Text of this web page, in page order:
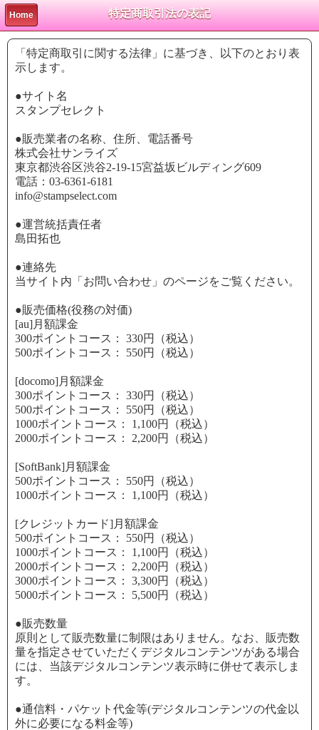
Home 特定商取引法の表記
「特定商取引に関する法律」に基づき、以下のとおり表
示します。
●サイト名
スタンプセレクト
●販売業者の名称、住所、電話番号
株式会社サンライズ
東京都渋谷区渋谷2-19-15宮益坂ビルディング609
電話：03-6361-6181
info@stampselect.com
●運営統括責任者
島田拓也
●連絡先
当サイト内「お問い合わせ」のページをご覧ください。
●販売価格(役務の対価)
[au]月額課金
300ポイントコース：
330円（税込）
500ポイントコース：
550円（税込）
[docomo]月額課金
300ポイントコース：
330円（税込）
500ポイントコース：
550円（税込）
1000ポイントコース：
1,100円（税込）
2000ポイントコース：
2,200円（税込）
[SoftBank]月額課金
500ポイントコース：
550円（税込）
1000ポイントコース：
1,100円（税込）
[クレジットカード]月額課金
500ポイントコース：
550円（税込）
1000ポイントコース：
1,100円（税込）
2000ポイントコース：
2,200円（税込）
3000ポイントコース：
3,300円（税込）
5000ポイントコース：
5,500円（税込）
●販売数量
原則として販売数量に制限はありません。なお、販売数
量を指定させていただくデジタルコンテンツがある場合
には、当該デジタルコンテンツ表示時に併せて表示しま
す。
●通信料・パケット代金等(デジタルコンテンツの代金以
外に必要になる料金等)